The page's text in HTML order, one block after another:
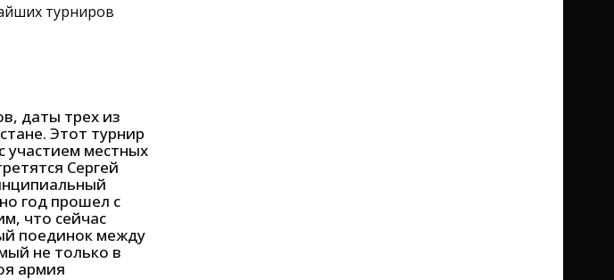
турниров
даты трех из
Этот турнир
участием местных
Сергей
год прошел с
что сейчас
поединок между
не только в
армия